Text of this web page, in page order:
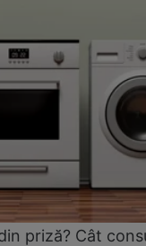
priză? Cât